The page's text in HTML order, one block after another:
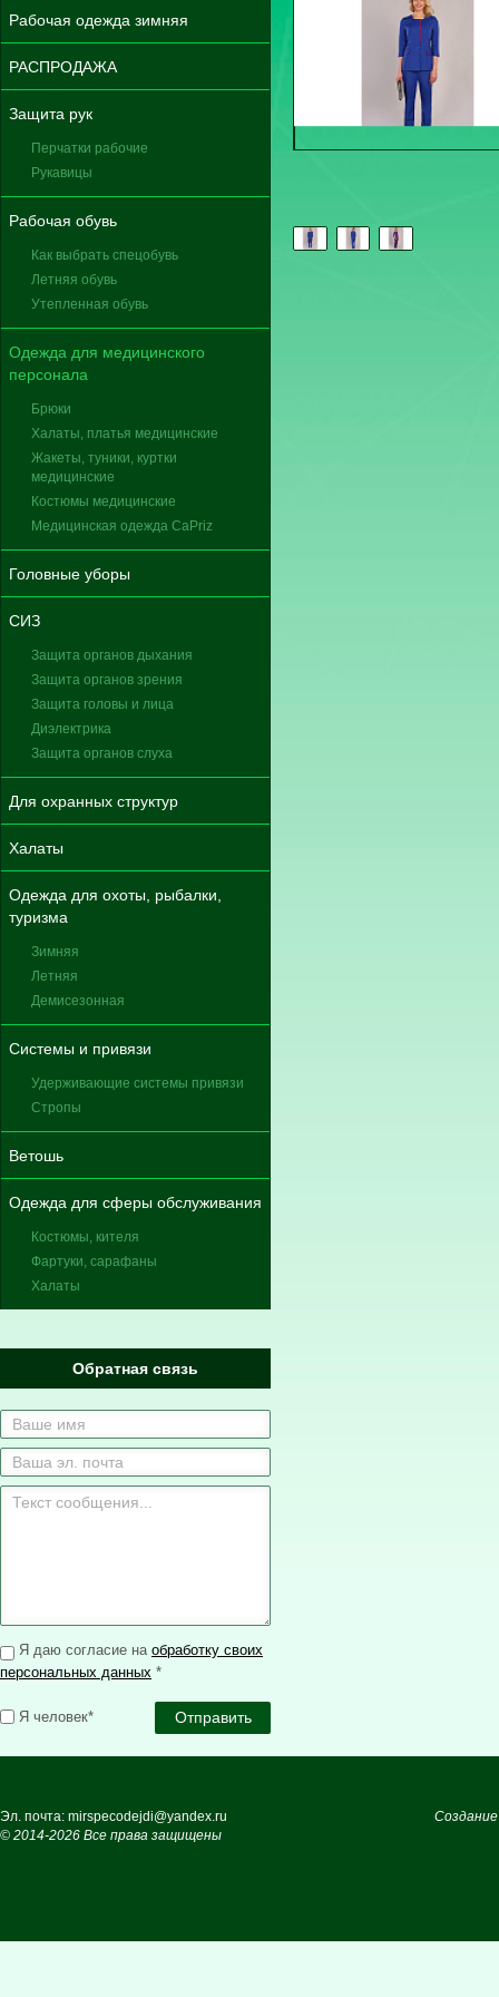
Рабочая одежда зимняя
РАСПРОДАЖА
Защита рук
Перчатки рабочие
Рукавицы
Рабочая обувь
Как выбрать спецобувь
Летняя обувь
Утепленная обувь
Одежда для медицинского
персонала
Брюки
Халаты, платья медицинские
Жакеты, туники, куртки
медицинские
Костюмы медицинские
Медицинская одежда CaPriz
Головные уборы
СИЗ
Защита органов дыхания
Защита органов зрения
Защита головы и лица
Диэлектрика
Защита органов слуха
Для охранных структур
Халаты
Одежда для охоты, рыбалки,
туризма
Зимняя
Летняя
Демисезонная
Системы и привязи
Удерживающие системы привязи
Стропы
Ветошь
Одежда для сферы обслуживания
Костюмы, кителя
Фартуки, сарафаны
Халаты
Обратная связь
Я даю согласие на обработку своих
персональных данных *
Я человек*
Эл. почта: mirspecodejdi@yandex.ru
© 2014-2026 Все права защищены